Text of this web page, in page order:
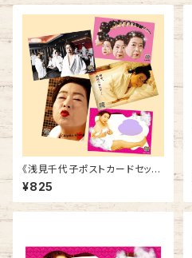
《浅見千代子ポストカードセッ
ト》 SCA-1
¥825